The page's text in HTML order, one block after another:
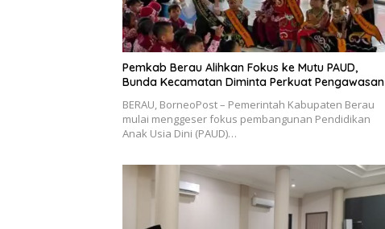
Pemkab Berau Alihkan Fokus ke Mutu PAUD,
Bunda Kecamatan Diminta Perkuat Pengawasan
BERAU, BorneoPost – Pemerintah Kabupaten Berau
mulai menggeser fokus pembangunan Pendidikan
Anak Usia Dini (PAUD)…